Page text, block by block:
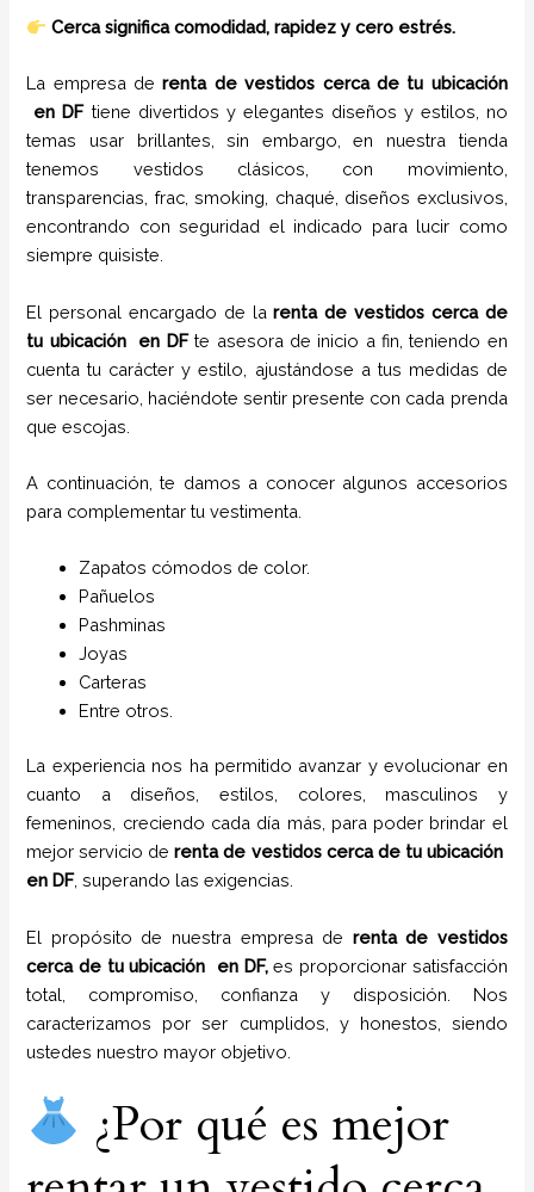
Cerca significa comodidad, rapidez y cero estrés.
La empresa derenta de vestidos cerca de tu ubicación
enDF tiene divertidos y elegantes diseños y estilos, no
temas usar brillantes, sin embargo, en nuestra tienda
tenemos vestidos clásicos, con movimiento,
transparencias, frac, smoking, chaqué, diseños exclusivos,
encontrando con seguridad el indicado para lucir como
siempre quisiste.
El personal encargado de la renta de vestidos cerca de
tu ubicación
en DFte asesora de inicio a fin, teniendo en
cuenta tu carácter y estilo, ajustándose a tus medidas de
ser necesario, haciéndote sentir presente con cada prenda
que escojas.
A continuación, te damos a conocer algunos accesorios
para complementar tu vestimenta.
Zapatos cómodos de color.
Pañuelos
Pashminas
Joyas
Carteras
Entre otros.
La experiencia nos ha permitido avanzar y evolucionar en
cuanto a diseños, estilos, colores, masculinos y
femeninos, creciendo cada día más, para poder brindar el
mejor servicio derenta de vestidos cerca de tu ubicación
enDF, superando las exigencias.
El propósito de nuestra empresa de renta de vestidos
cerca de tu ubicación
en DF,es proporcionar satisfacción
total, compromiso, confianza y disposición. Nos
caracterizamos por ser cumplidos, y honestos, siendo
ustedes nuestro mayor objetivo.
¿Por qué es mejor